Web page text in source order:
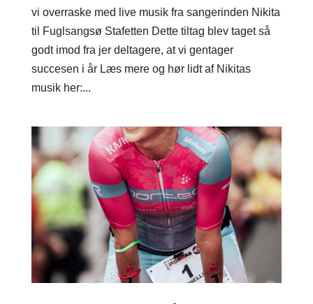
vi overraske med live musik fra sangerinden Nikita
til Fuglsangsø Stafetten Dette tiltag blev taget så
godt imod fra jer deltagere, at vi gentager
succesen i år Læs mere og hør lidt af Nikitas
musik her:...